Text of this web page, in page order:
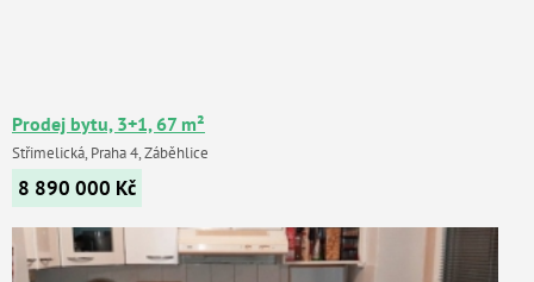
Prodej bytu, 3+1, 67 m²
Střimelická, Praha 4, Záběhlice
8 890 000 Kč